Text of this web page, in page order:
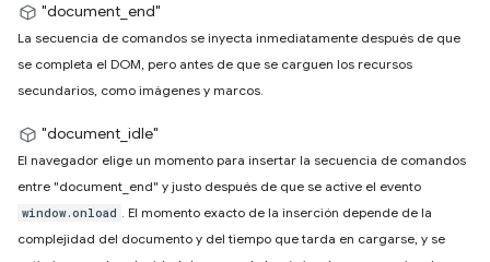
"document_end"
La secuencia de comandos se inyecta inmediatamente después de que
se completa el DOM, pero antes de que se carguen los recursos
secundarios, como imágenes y marcos.
"document_idle"
El navegador elige un momento para insertar la secuencia de comandos
entre "document_end" y justo después de que se active el evento
window.onload . El momento exacto de la inserción depende de la
complejidad del documento y del tiempo que tarda en cargarse, y se